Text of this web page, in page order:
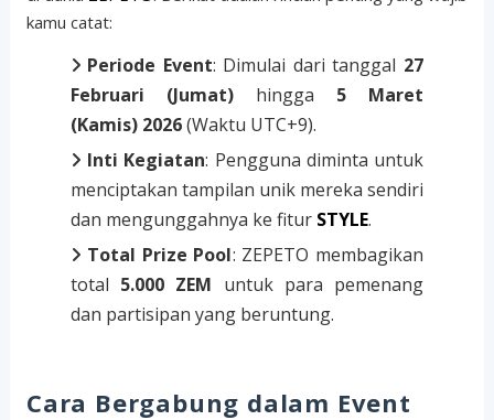
kamu catat:
Periode Event: Dimulai dari tanggal 27
Februari (Jumat)hingga 5 Maret
(Kamis) 2026(Waktu UTC+9).
Inti Kegiatan: Pengguna diminta untuk
menciptakan tampilan unik mereka sendiri
dan mengunggahnya ke fitur STYLE.
Total Prize Pool: ZEPETO membagikan
total 5.000 ZEM untuk para pemenang
dan partisipan yang beruntung.
Cara Bergabung dalam Event